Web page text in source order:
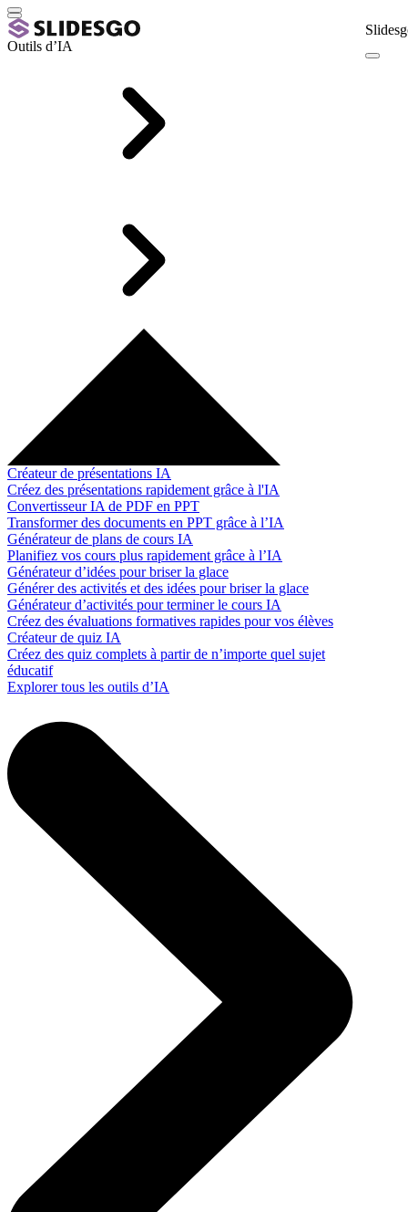
Outils d’IA
Créateur de présentations IA
Créez des présentations rapidement grâce à l'IA
Convertisseur IA de PDF en PPT
Transformer des documents en PPT grâce à l’IA
Générateur de plans de cours IA
Planifiez vos cours plus rapidement grâce à l’IA
Générateur d’idées pour briser la glace
Générer des activités et des idées pour briser la glace
Générateur d’activités pour terminer le cours IA
Créez des évaluations formatives rapides pour vos élèves
Créateur de quiz IA
Créez des quiz complets à partir de n’importe quel sujet
éducatif
Explorer tous les outils d’IA